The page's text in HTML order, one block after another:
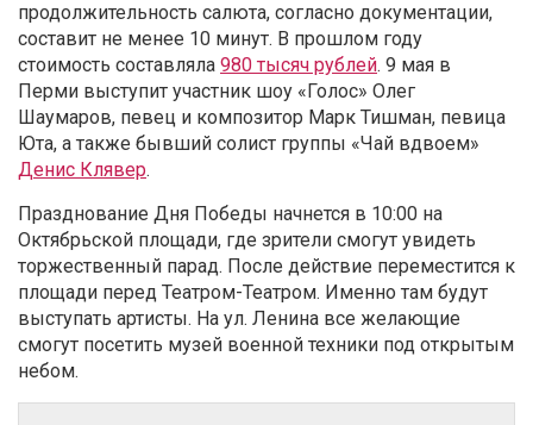
продолжительность салюта, согласно документации,
составит не менее 10 минут. В прошлом году
стоимость составляла 980 тысяч рублей. 9 мая в
Перми выступит участник шоу «Голос» Олег
Шаумаров, певец и композитор Марк Тишман, певица
Юта, а также бывший солист группы «Чай вдвоем»
Денис Клявер.
Празднование Дня Победы начнется в 10:00 на
Октябрьской площади, где зрители смогут увидеть
торжественный парад. После действие переместится к
площади перед Театром-Театром. Именно там будут
выступать артисты. На ул. Ленина все желающие
смогут посетить музей военной техники под открытым
небом.